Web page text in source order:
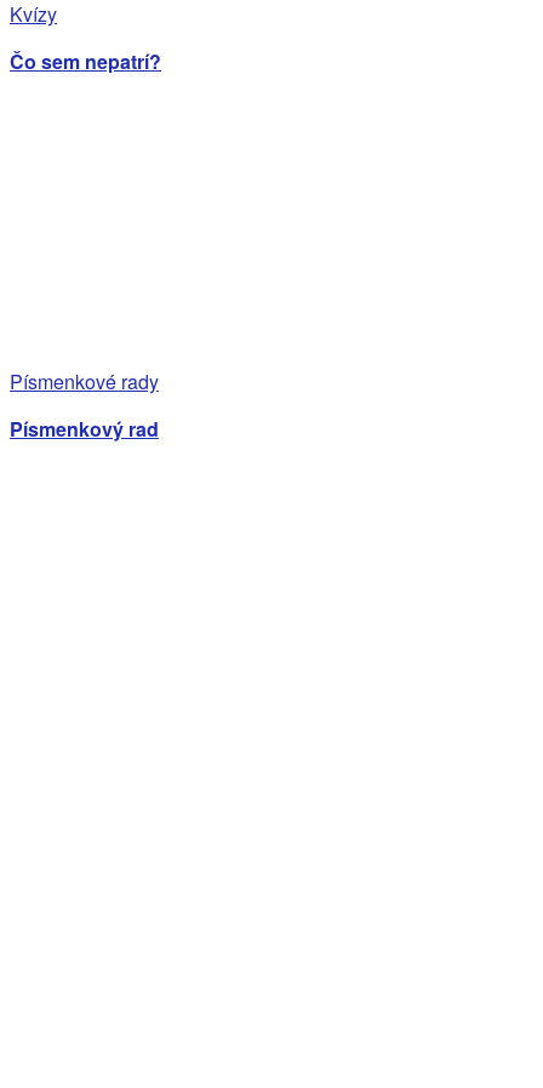
Kvízy
Čo sem nepatrí?
Písmenkové rady
Písmenkový rad